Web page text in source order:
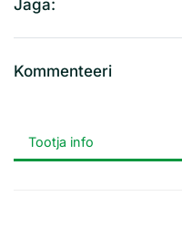
Jaga:
Kommenteeri
Tootja info